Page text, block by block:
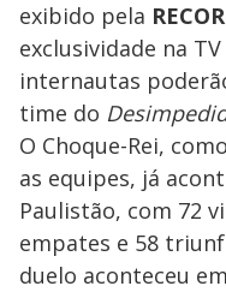
exibido pela
exclusividade na
internautas
time do
O Choque-Rei,
as equipes, já
Paulistão, com 72
empates e 58
duelo aconteceu